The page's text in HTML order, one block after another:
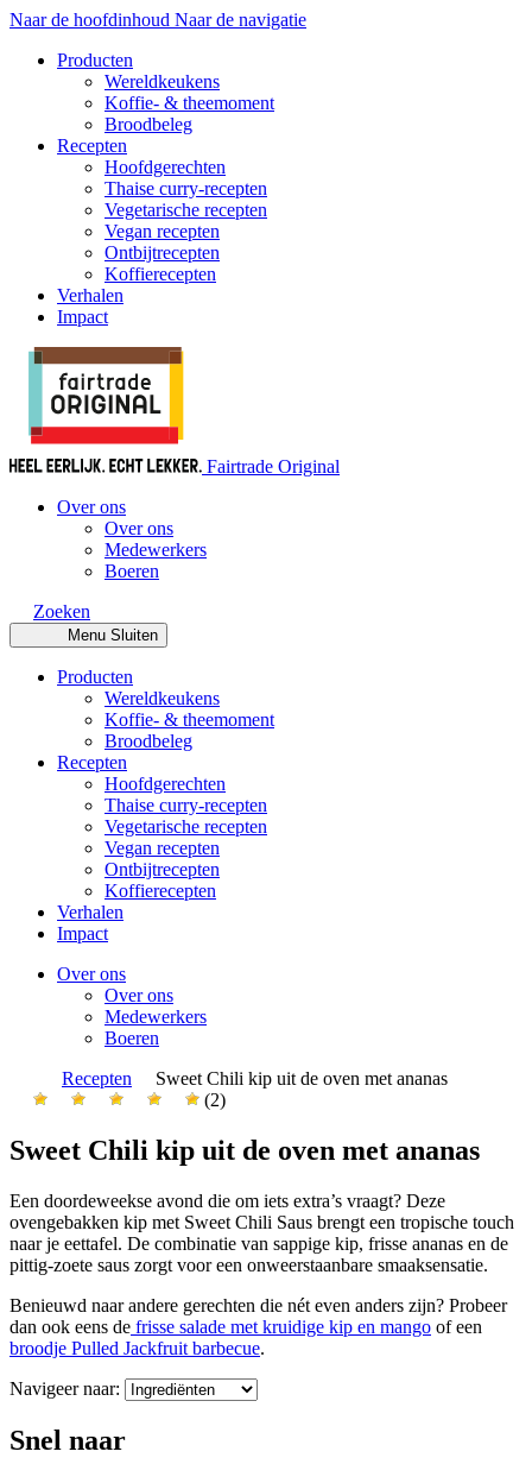
Naar de hoofdinhoud Naar de navigatie
Producten
Wereldkeukens
Koffie- & theemoment
Broodbeleg
Recepten
Hoofdgerechten
Thaise curry-recepten
Vegetarische recepten
Vegan recepten
Ontbijtrecepten
Koffierecepten
Verhalen
Impact
Fairtrade Original
Over ons
Over ons
Medewerkers
Boeren
Zoeken
Menu Sluiten
Producten
Wereldkeukens
Koffie- & theemoment
Broodbeleg
Recepten
Hoofdgerechten
Thaise curry-recepten
Vegetarische recepten
Vegan recepten
Ontbijtrecepten
Koffierecepten
Verhalen
Impact
Over ons
Over ons
Medewerkers
Boeren
Recepten
Sweet Chili kip uit de oven met ananas
(2)
Sweet Chili kip uit de oven met ananas
Een doordeweekse avond die om iets extra’s vraagt? Deze
ovengebakken kip met Sweet Chili Saus brengt een tropische touch
naar je eettafel. De combinatie van sappige kip, frisse ananas en de
pittig-zoete saus zorgt voor een onweerstaanbare smaaksensatie.
Benieuwd naar andere gerechten die nét even anders zijn? Probeer
dan ook eens de frisse salade met kruidige kip en mango of een
broodje Pulled Jackfruit barbecue.
Navigeer naar:
Snel naar